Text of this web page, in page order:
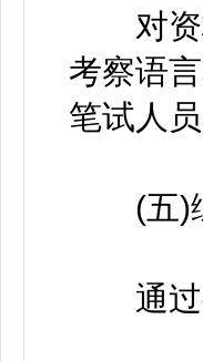
对资格
考察语
笔试人
(五)综
通过初